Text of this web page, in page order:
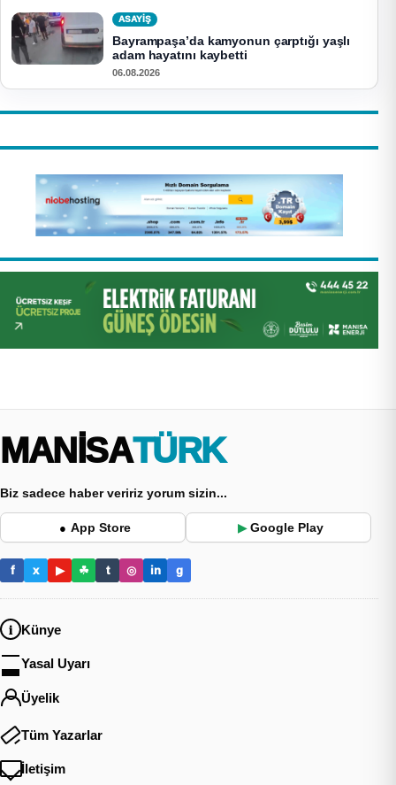
ASAYİŞ
Bayrampaşa’da kamyonun çarptığı yaşlı
adam hayatını kaybetti
06.08.2026
MANİSA TÜRK
Biz sadece haber veririz yorum sizin...
● App Store ▶ Google Play
f x ▶ ☘ t ◎ in g
Künye
Yasal Uyarı
Üyelik
Tüm Yazarlar
İletişim